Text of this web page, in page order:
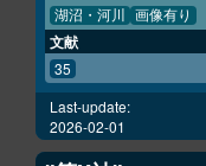
湖沼・河川 画像有り
文献
35
Last-update:
2026-02-01